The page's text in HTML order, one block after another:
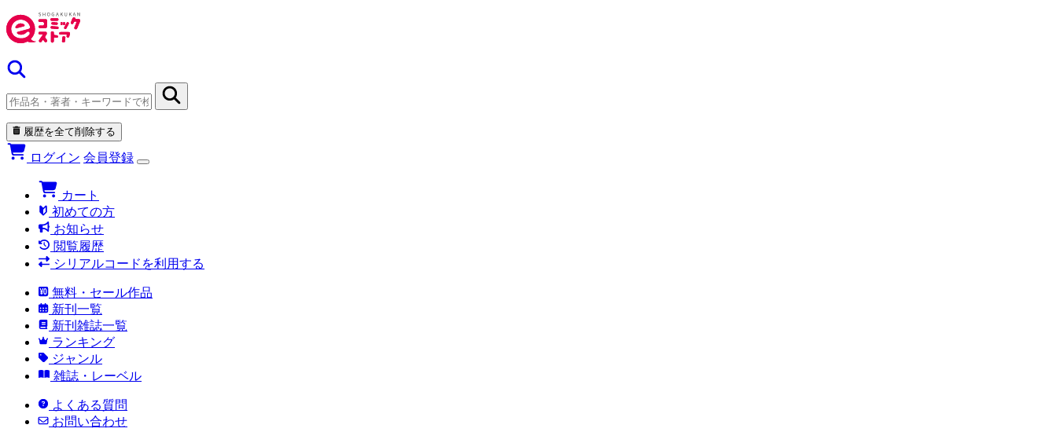
履歴を全て削除する
ログイン 会員登録
カート
初めての方
お知らせ
閲覧履歴
シリアルコードを利用する
無料・セール作品
新刊一覧
新刊雑誌一覧
ランキング
ジャンル
雑誌・レーベル
よくある質問
お問い合わせ